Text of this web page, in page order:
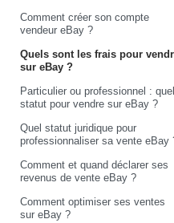
Comment créer son compte
vendeur eBay ?
Quels sont les frais pour
sur eBay ?
Particulier ou professionnel : quel
statut pour vendre sur eBay ?
Quel statut juridique pour
professionnaliser sa vente eBay
Comment et quand déclarer ses
revenus de vente eBay ?
Comment optimiser ses ventes
sur eBay ?